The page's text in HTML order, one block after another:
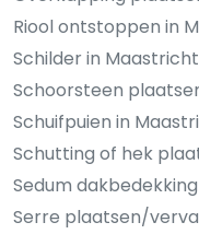
Riool ontstoppen in
Schilder in Maastricht
Schoorsteen
Schuifpuien in
Schutting of hek
Sedum
Serre plaatsen/